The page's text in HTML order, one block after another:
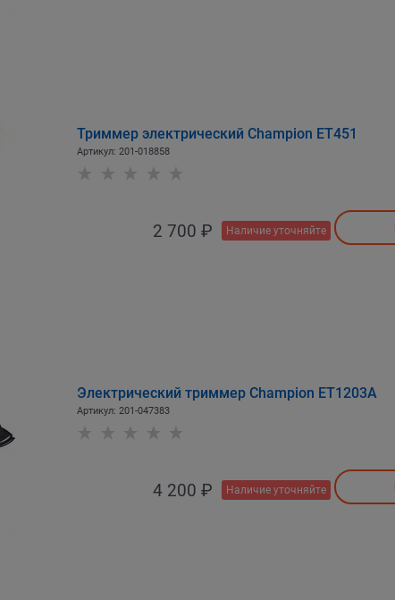
Триммер электрический Champion ET451
Артикул: 201-018858
2 700 ₽ Наличие уточняйте
Электрический триммер Champion ET1203A
Артикул: 201-047383
4 200 ₽ Наличие уточняйте